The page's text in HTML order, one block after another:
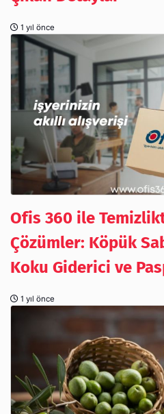
1 yıl önce
Ofis 360 ile
Çözümler: Köpük
Koku Giderici ve
1 yıl önce